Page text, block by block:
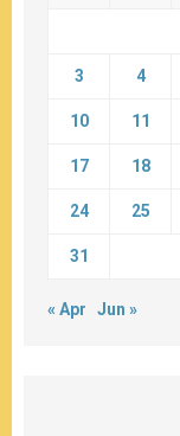
3 4
10 11
17 18
24 25
31
« Apr Jun »